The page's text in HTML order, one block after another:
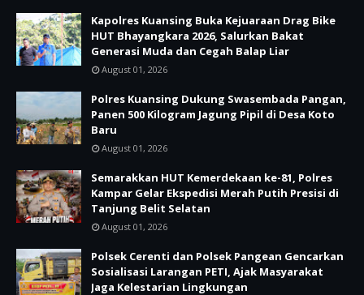
Kapolres Kuansing Buka Kejuaraan Drag Bike
HUT Bhayangkara 2026, Salurkan Bakat
Generasi Muda dan Cegah Balap Liar
August 01, 2026
Polres Kuansing Dukung Swasembada Pangan,
Panen 500 Kilogram Jagung Pipil di Desa Koto
Baru
August 01, 2026
Semarakkan HUT Kemerdekaan ke-81, Polres
Kampar Gelar Ekspedisi Merah Putih Presisi di
Tanjung Belit Selatan
August 01, 2026
Polsek Cerenti dan Polsek Pangean Gencarkan
Sosialisasi Larangan PETI, Ajak Masyarakat
Jaga Kelestarian Lingkungan